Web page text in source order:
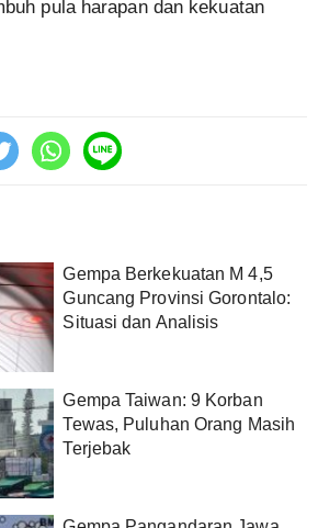
pula harapan dan kekuatan
Gempa Berkekuatan M 4,5
Guncang Provinsi Gorontalo:
Situasi dan Analisis
Gempa Taiwan: 9 Korban
Tewas, Puluhan Orang Masih
Terjebak